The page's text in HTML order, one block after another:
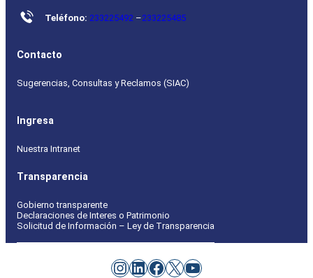
Teléfono: 233225492 –233225485
Contacto
Sugerencias, Consultas y Reclamos (SIAC)
Ingresa
Nuestra Intranet
Transparencia
Gobierno transparente
Declaraciones de Interes o Patrimonio
Solicitud de Información – Ley de Transparencia
Instagram
LinkedIn
Facebook
X YouTube